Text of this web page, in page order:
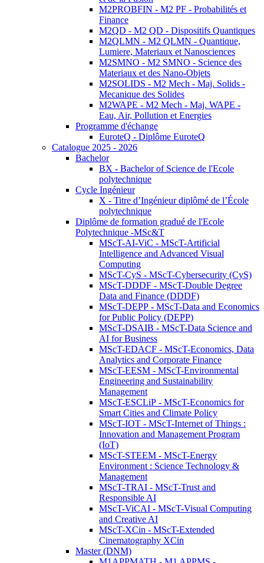
M2PROBFIN - M2 PF - Probabilités et
Finance
M2QD - M2 QD - Dispositifs Quantiques
M2QLMN - M2 QLMN - Quantique,
Lumiere, Materiaux et Nanosciences
M2SMNO - M2 SMNO - Science des
Materiaux et des Nano-Objets
M2SOLIDS - M2 Mech - Maj. Solids -
Mecanique des Solides
M2WAPE - M2 Mech - Maj. WAPE -
Eau, Air, Pollution et Energies
Programme d'échange
EuroteQ - Diplôme EuroteQ
Catalogue 2025 - 2026
Bachelor
BX - Bachelor of Science de l'Ecole
polytechnique
Cycle Ingénieur
X - Titre d’Ingénieur diplômé de l’École
polytechnique
Diplôme de formation gradué de l'Ecole
Polytechnique -MSc&T
MScT-AI-ViC - MScT-Artificial
Intelligence and Advanced Visual
Computing
MScT-CyS - MScT-Cybersecurity (CyS)
MScT-DDDF - MScT-Double Degree
Data and Finance (DDDF)
MScT-DEPP - MScT-Data and Economics
for Public Policy (DEPP)
MScT-DSAIB - MScT-Data Science and
AI for Business
MScT-EDACF - MScT-Economics, Data
Analytics and Corporate Finance
MScT-EESM - MScT-Environmental
Engineering and Sustainability
Management
MScT-ESCLiP - MScT-Economics for
Smart Cities and Climate Policy
MScT-IOT - MScT-Internet of Things :
Innovation and Management Program
(IoT)
MScT-STEEM - MScT-Energy
Environment : Science Technology &
Management
MScT-TRAI - MScT-Trust and
Responsible AI
MScT-ViCAI - MScT-Visual Computing
and Creative AI
MScT-XCin - MScT-Extended
Cinematography XCin
Master (DNM)